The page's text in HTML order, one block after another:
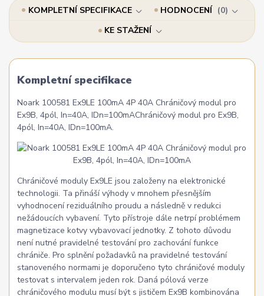
KOMPLETNÍ SPECIFIKACE HODNOCENÍ
0
KE STAŽENÍ
Kompletní specifikace
Noark 100581 Ex9LE 100mA 4P 40A Chráničový modul pro
Ex9B, 4pól, In=40A, IDn=100mAChráničový modul pro Ex9B,
4pól, In=40A, IDn=100mA.
Chráničové moduly Ex9LE jsou založeny na elektronické
technologii. Ta přináší výhody v mnohem přesnějším
vyhodnocení reziduálního proudu a následně v redukci
nežádoucích vybavení. Tyto přístroje dále netrpí problémem
magnetizace kotvy vybavovací jednotky. Z tohoto důvodu
není nutné pravidelné testování pro zachování funkce
chrániče. Pro splnění požadavků na pravidelné testování
stanoveného normami je doporučeno tyto chráničové moduly
testovat s intervalem jeden rok. Daná pólová verze
chráničového modulu musí být s jističem Ex9B kombinována